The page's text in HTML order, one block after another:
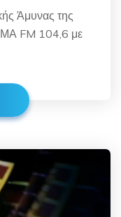
Άμυνας της
FM 104,6 με